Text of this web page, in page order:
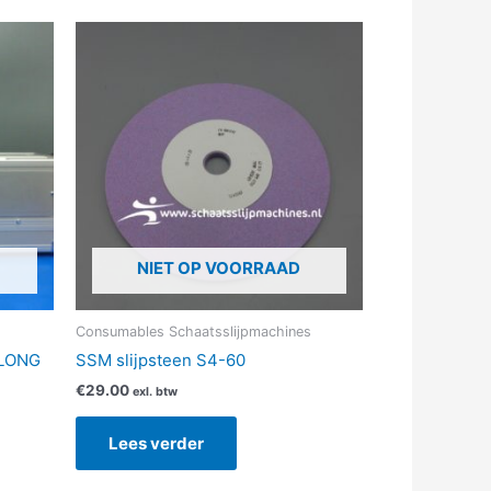
NIET OP VOORRAAD
Consumables Schaatsslijpmachines
SSM slijpsteen S4-60
€29.00 exl. btw
Lees verder